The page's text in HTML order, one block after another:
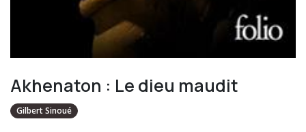
Akhenaton : Le dieu maudit
Gilbert Sinoué